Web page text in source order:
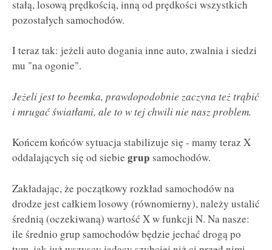
stałą, losową prędkością, inną od prędkości wszystkich
pozostałych samochodów.
I teraz tak: jeżeli auto dogania inne auto, zwalnia i siedzi
mu "na ogonie".
Jeżeli jest to beemka, prawdopodobnie zaczyna też trąbić
i mrugać światłami, ale to w tej chwili nie nasz problem.
Końcem końców sytuacja stabilizuje się - mamy teraz X
oddalających się od siebie grup samochodów.
Zakładając, że początkowy rozkład samochodów na
drodze jest całkiem losowy (równomierny), należy ustalić
średnią (oczekiwaną) wartość X w funkcji N. Na nasze:
ile średnio grup samochodów będzie jechać drogą po